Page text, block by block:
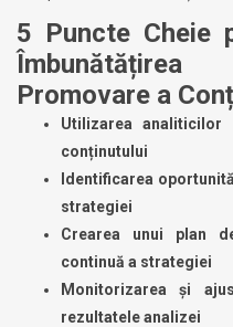
5 Puncte Cheie
Promovare a
Utilizarea analiticilor
conținutului
Identificarea
strategiei
Crearea unui plan
continuă a strategiei
Monitorizarea și
rezultatele analizei